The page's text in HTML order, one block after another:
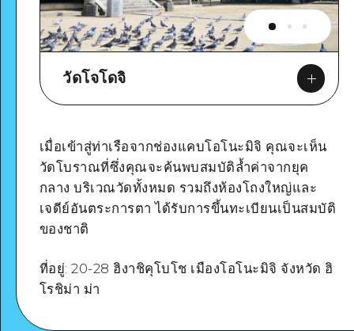
วัดโจโดจิ
Google Maps
เมื่อเข้าสู่ท่าเรือจากช่องแคบโอโนะมิจิ คุณจะเห็น
วัดโบราณที่ซึ่งคุณจะค้นพบสมบัติล้ำค่าจากยุค
กลาง บริเวณวัดทั้งหมด รวมถึงห้องโถงใหญ่และ
เจดีย์อันตระการตา ได้รับการขึ้นทะเบียนเป็นสมบัติ
ของชาติ
ที่อยู่: 20-28 ฮิงาชิคุโบโช เมืองโอโนะมิจิ จังหวัด ฮิ
โรชิม่า ม่า